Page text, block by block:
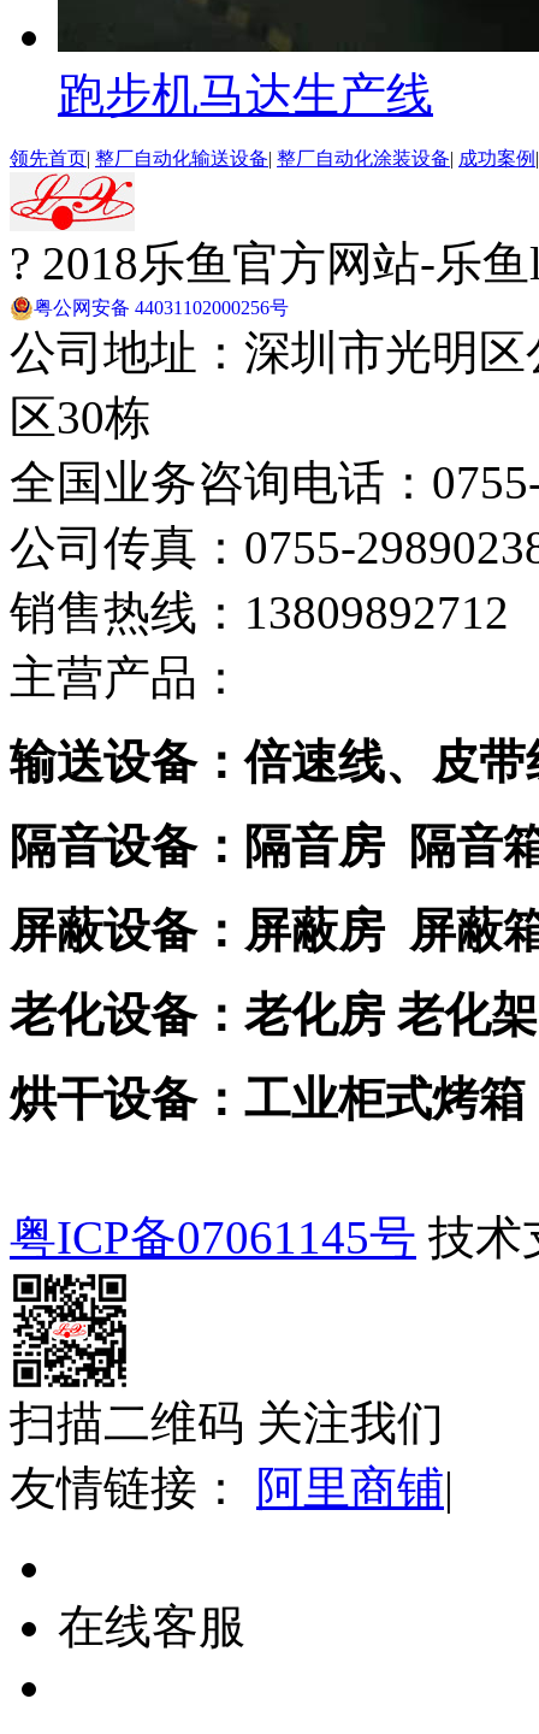
跑步机马达生产线
领先首页| 整厂自动化输送设备| 整厂自动化涂装设备| 成功案例
? 2018乐鱼官方网站-乐
粤公网安备 44031102000256号
公司地址：深圳市光明
区30栋
全国业务咨询电话：
公司传真：0755-
销售热线：13809892712
主营产品：
输送设备：倍速线、皮
隔音设备：隔音房 隔音
屏蔽设备：屏蔽房 屏蔽
老化设备：老化房 老化架
烘干设备：工业柜式烤
粤ICP备07061145号 技术
扫描二维码 关注我们
友情链接： 阿里商铺|
在线客服